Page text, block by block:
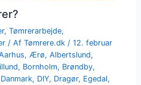
,Tømrerarbejde,
/ AfTømrere.dk /12. februar
, Ærø,Albertslund,
, Bornholm, Brøndby,
Danmark, DIY, Dragør, Egedal,